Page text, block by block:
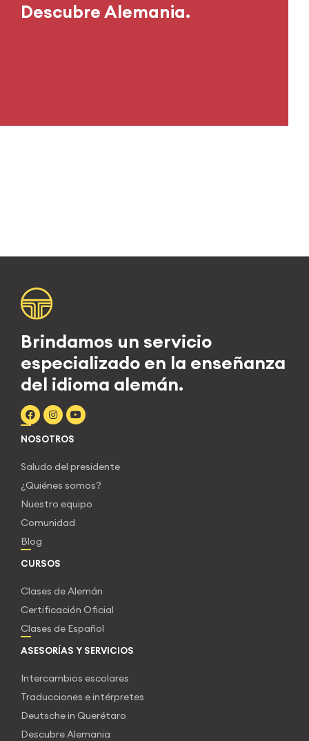
Descubre Alemania.
Brindamos un servicio
especializado en la enseñanza
del idioma alemán.
NOSOTROS
Saludo del presidente
¿Quiénes somos?
Nuestro equipo
Comunidad
Blog
CURSOS
Clases de Alemán
Certificación Oficial
Clases de Español
ASESORÍAS Y SERVICIOS
Intercambios escolares
Traducciones e intérpretes
Deutsche in Querétaro
Descubre Alemania